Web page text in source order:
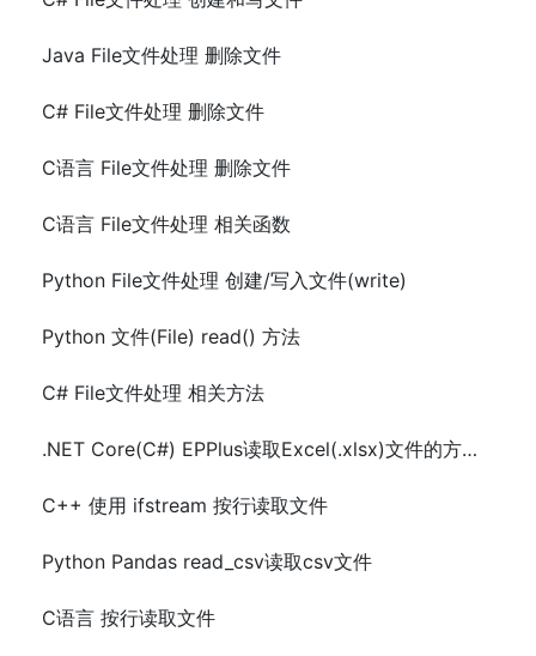
Java File文件处理 删除文件
C# File文件处理 删除文件
C语言 File文件处理 删除文件
C语言 File文件处理 相关函数
Python File文件处理 创建/写入文件(write)
Python 文件(File) read() 方法
C# File文件处理 相关方法
.NET Core(C#) EPPlus读取Excel(.xlsx)文件的方法及示例代码
C++ 使用 ifstream 按行读取文件
Python Pandas read_csv读取csv文件
C语言 按行读取文件